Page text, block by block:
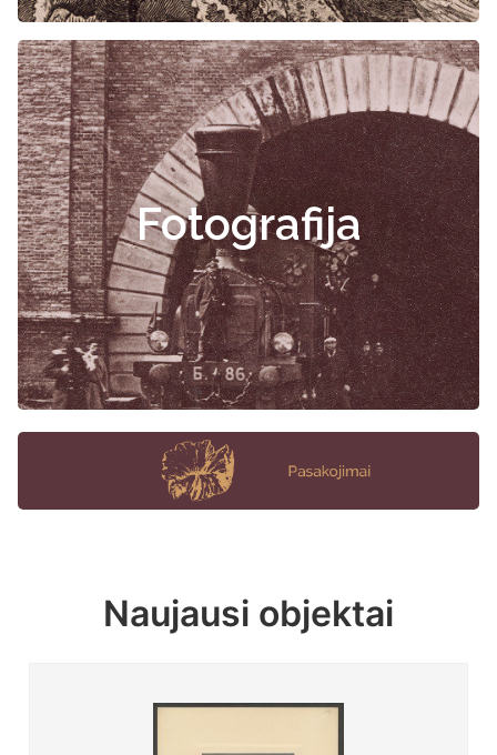
Fotografija
Naujausi objektai